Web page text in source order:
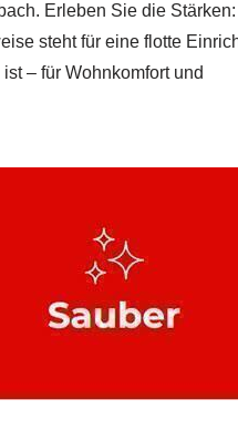
Erleben Sie die Stärken:
steht für eine flotte
– für Wohnkomfort und